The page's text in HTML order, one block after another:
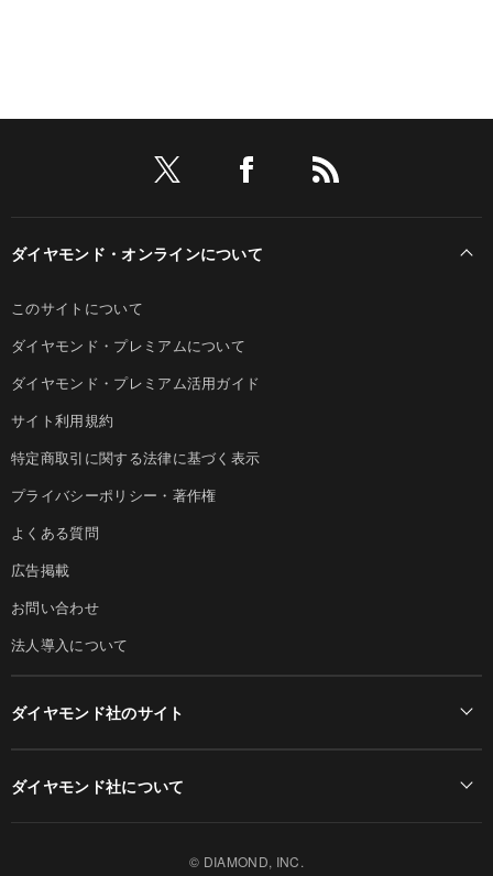
ダイヤモンド・オンラインについて
このサイトについて
ダイヤモンド・プレミアムについて
ダイヤモンド・プレミアム活用ガイド
サイト利用規約
特定商取引に関する法律に基づく表示
プライバシーポリシー・著作権
よくある質問
広告掲載
お問い合わせ
法人導入について
ダイヤモンド社のサイト
ダイヤモンド社について
© DIAMOND, INC.